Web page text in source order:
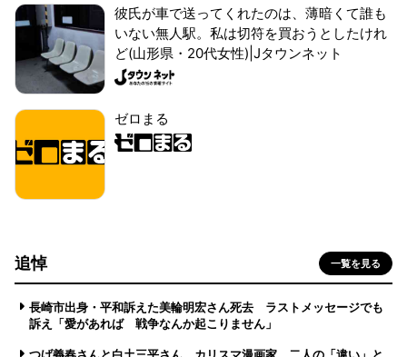
彼氏が車で送ってくれたのは、薄暗くて誰も
いない無人駅。私は切符を買おうとしたけれ
ど(山形県・20代女性)|Jタウンネット
ゼロまる
追悼 一覧を見る
長崎市出身・平和訴えた美輪明宏さん死去 ラストメッセージでも
訴え「愛があれば 戦争なんか起こりません」